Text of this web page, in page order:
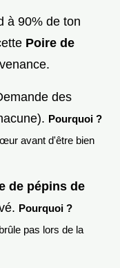
à 90% de ton
Poire de
des
Pourquoi ?
avant d'être bien
de pépins de
Pourquoi ?
pas lors de la